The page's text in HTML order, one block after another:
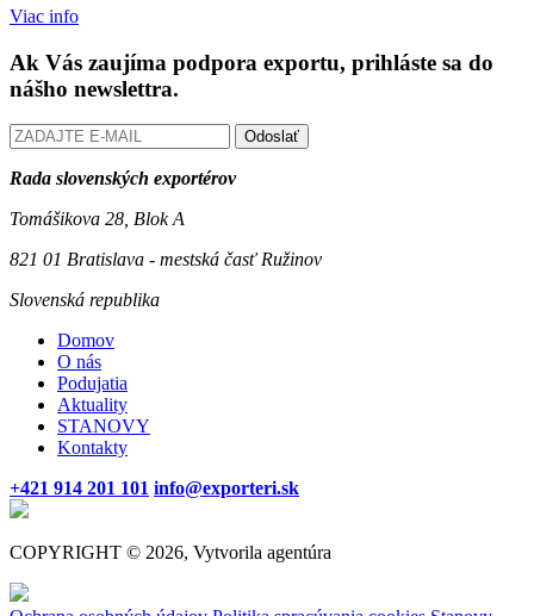
Viac info
Ak Vás zaujíma podpora exportu, prihláste sa do
nášho newslettra.
Odoslať
Rada slovenských exportérov
Tomášikova 28, Blok A
821 01 Bratislava - mestská časť Ružinov
Slovenská republika
Domov
O nás
Podujatia
Aktuality
STANOVY
Kontakty
+421 914 201 101 info@exporteri.sk
COPYRIGHT © 2026, Vytvorila agentúra